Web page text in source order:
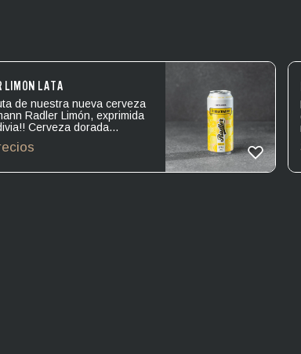
LIMÓN LATA
de nuestra nueva cerveza
Radler Limón, exprimida
Cerveza dorada
ligero de textura liviana y final
y zeste de limón. En boca de